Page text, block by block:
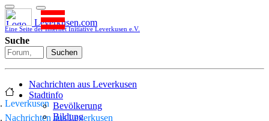
Leverkusen.com
Eine Seite der Internet Initiative Leverkusen e.V.
Suche
Suchen
Nachrichten aus Leverkusen
Stadtinfo
Bevölkerung
Bildung
Leverkusen
Nachrichten aus Leverkusen